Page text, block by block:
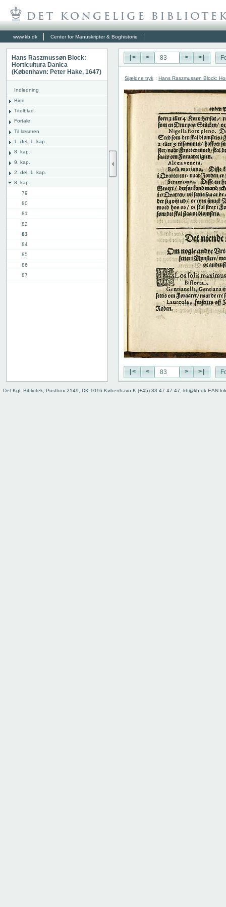
www.kb.dk Center for Manuskripter & Boghistorie
Hans Raszmussøn Block:
Horticultura Danica
(København: Peter Hake, 1647)
Indledning
Bind
Titelblad
Fortale
Til læseren
1. del, 1. kap.
8. kap.
9. kap.
2. del, 1. kap.
8. kap.
79
80
81
82
83
84
85
86
87
|< < > >|
Sjældne tryk : Hans Raszmussøn Block:
|< < > >|
Det Kgl. Bibliotek, Postbox 2149, DK-1016 København K (+45) 33 47 47 47, kb@kb.dk EAN